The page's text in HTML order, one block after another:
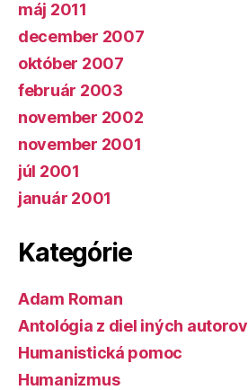
máj 2011
december 2007
október 2007
február 2003
november 2002
november 2001
júl 2001
január 2001
Kategórie
Adam Roman
Antológia z diel iných autorov
Humanistická pomoc
Humanizmus